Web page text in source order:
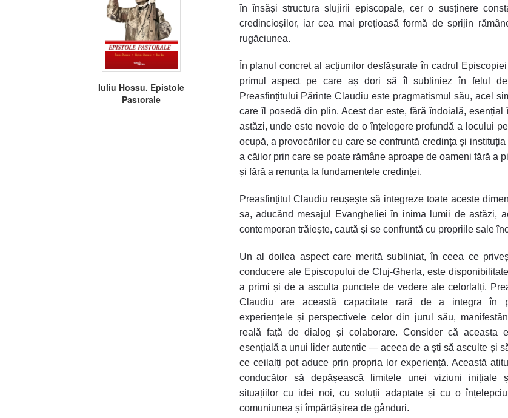
Iuliu Hossu. Epistole
Pastorale
în însăși structura slujirii episcopale, cer o susținere
credincioșilor, iar cea mai prețioasă formă de sprijin
rugăciunea.
În planul concret al acțiunilor desfășurate în cadrul
primul aspect pe care aș dori să îl subliniez în felul
Preasfințitului Părinte Claudiu este pragmatismul său, acel
care îl posedă din plin. Acest dar este, fără îndoială, esențial
astăzi, unde este nevoie de o înțelegere profundă a locului
ocupă, a provocărilor cu care se confruntă credința și
a căilor prin care se poate rămâne aproape de oameni fără a
și fără a renunța la fundamentele credinței.
Preasfințitul Claudiu reușește să integreze toate aceste
sa, aducând mesajul Evangheliei în inima lumii de astăzi,
contemporan trăiește, caută și se confruntă cu propriile sale
Un al doilea aspect care merită subliniat, în ceea ce
conducere ale Episcopului de Cluj-Gherla, este
a primi și de a asculta punctele de vedere ale celorlalți.
Claudiu are această capacitate rară de a integra în
experiențele și perspectivele celor din jurul său,
reală față de dialog și colaborare. Consider că aceasta
esențială a unui lider autentic — aceea de a ști să asculte și
ce ceilalți pot aduce prin propria lor experiență. Această
conducător să depășească limitele unei viziuni inițiale
situațiilor cu idei noi, cu soluții adaptate și cu o
comuniunea și împărtășirea de gânduri.